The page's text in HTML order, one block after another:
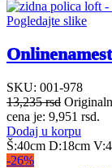
Pogledajte slike
SKU: 001-978
13,235rsd
cena je: 9,951 rsd.
Dodaj u korpu
Š:40cm D:18cm
-26%